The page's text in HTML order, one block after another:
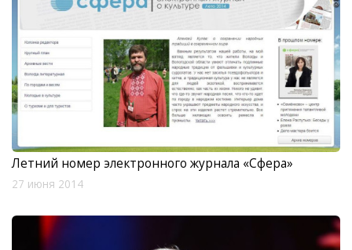
Летний номер электронного журнала «Сфера»
27 июня 2014